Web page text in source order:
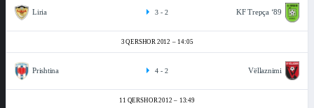
Liria KF Trepça ‘89
3 - 2
3 QERSHOR 2012 14:05
Prishtina Vëllaznimi
4 - 2
11 QERSHOR 2012 13:49